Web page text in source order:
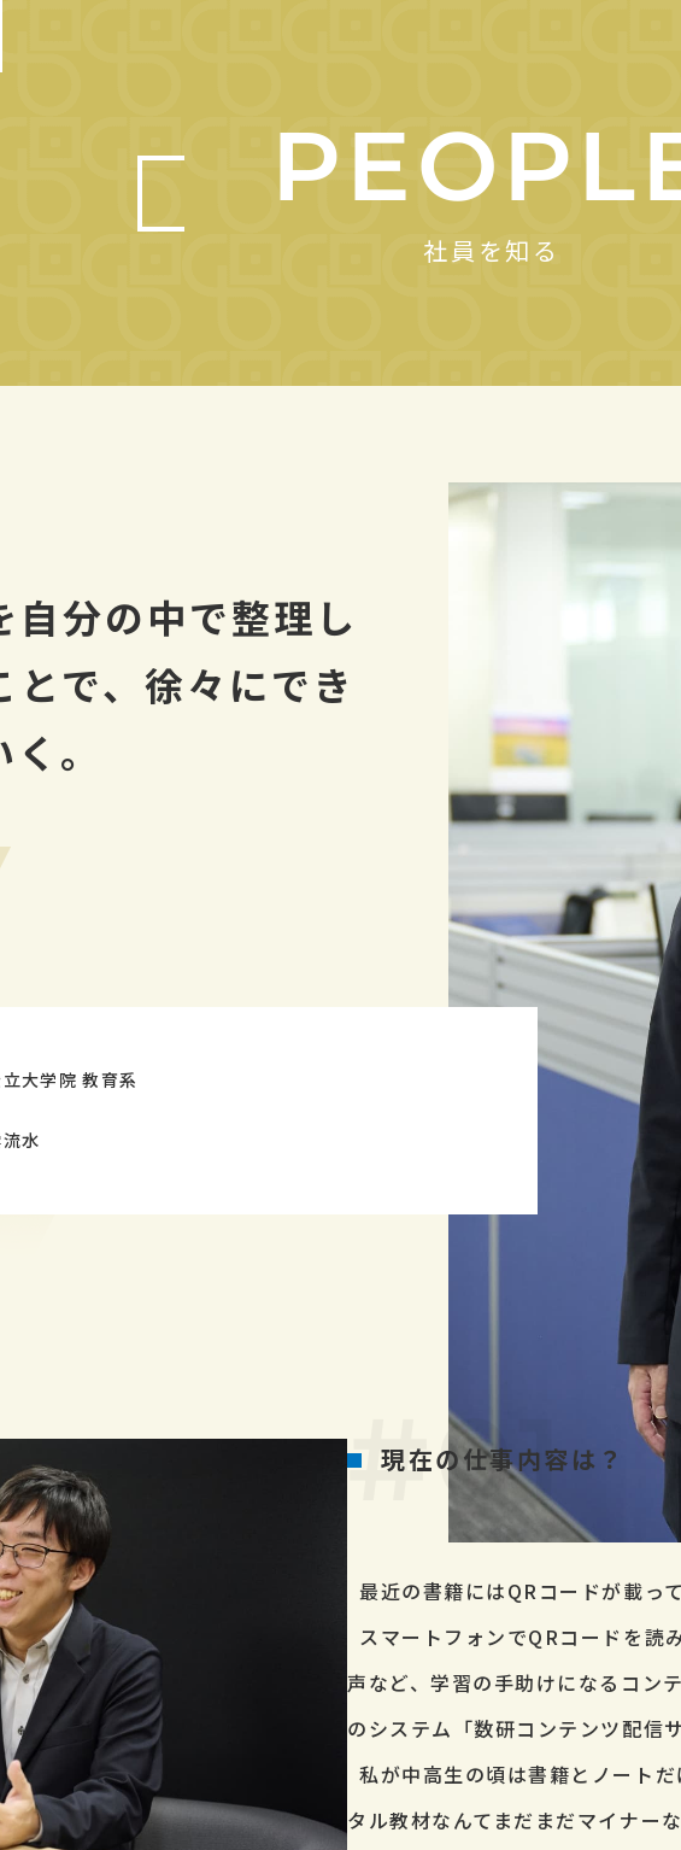
社員を知る
自分の中で整理し
で、徐々にでき
。
大学院 教育系
水
現在の仕事内容は？
最近の書籍にはQRコードが載っ
スマートフォンでQRコードを読
声など、学習の手助けになるコン
のシステム「数研コンテンツ配信
私が中高生の頃は書籍とノート
タル教材なんてまだまだマイナー